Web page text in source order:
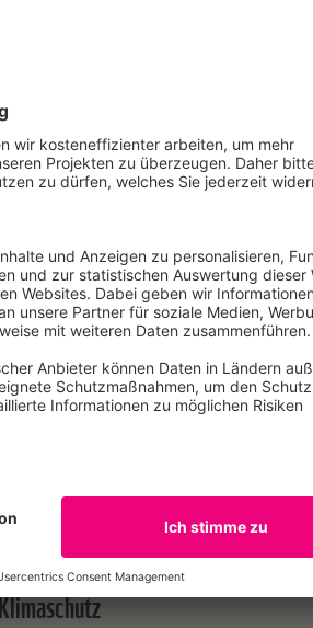
wwf-erwartungen-fuer-den-
467,
151 18854945,
Tel: 040530200448